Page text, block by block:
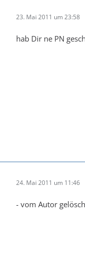
23. Mai 2011 um 23:58
hab Dir ne PN
24. Mai 2011 um 11:46
- vom Autor